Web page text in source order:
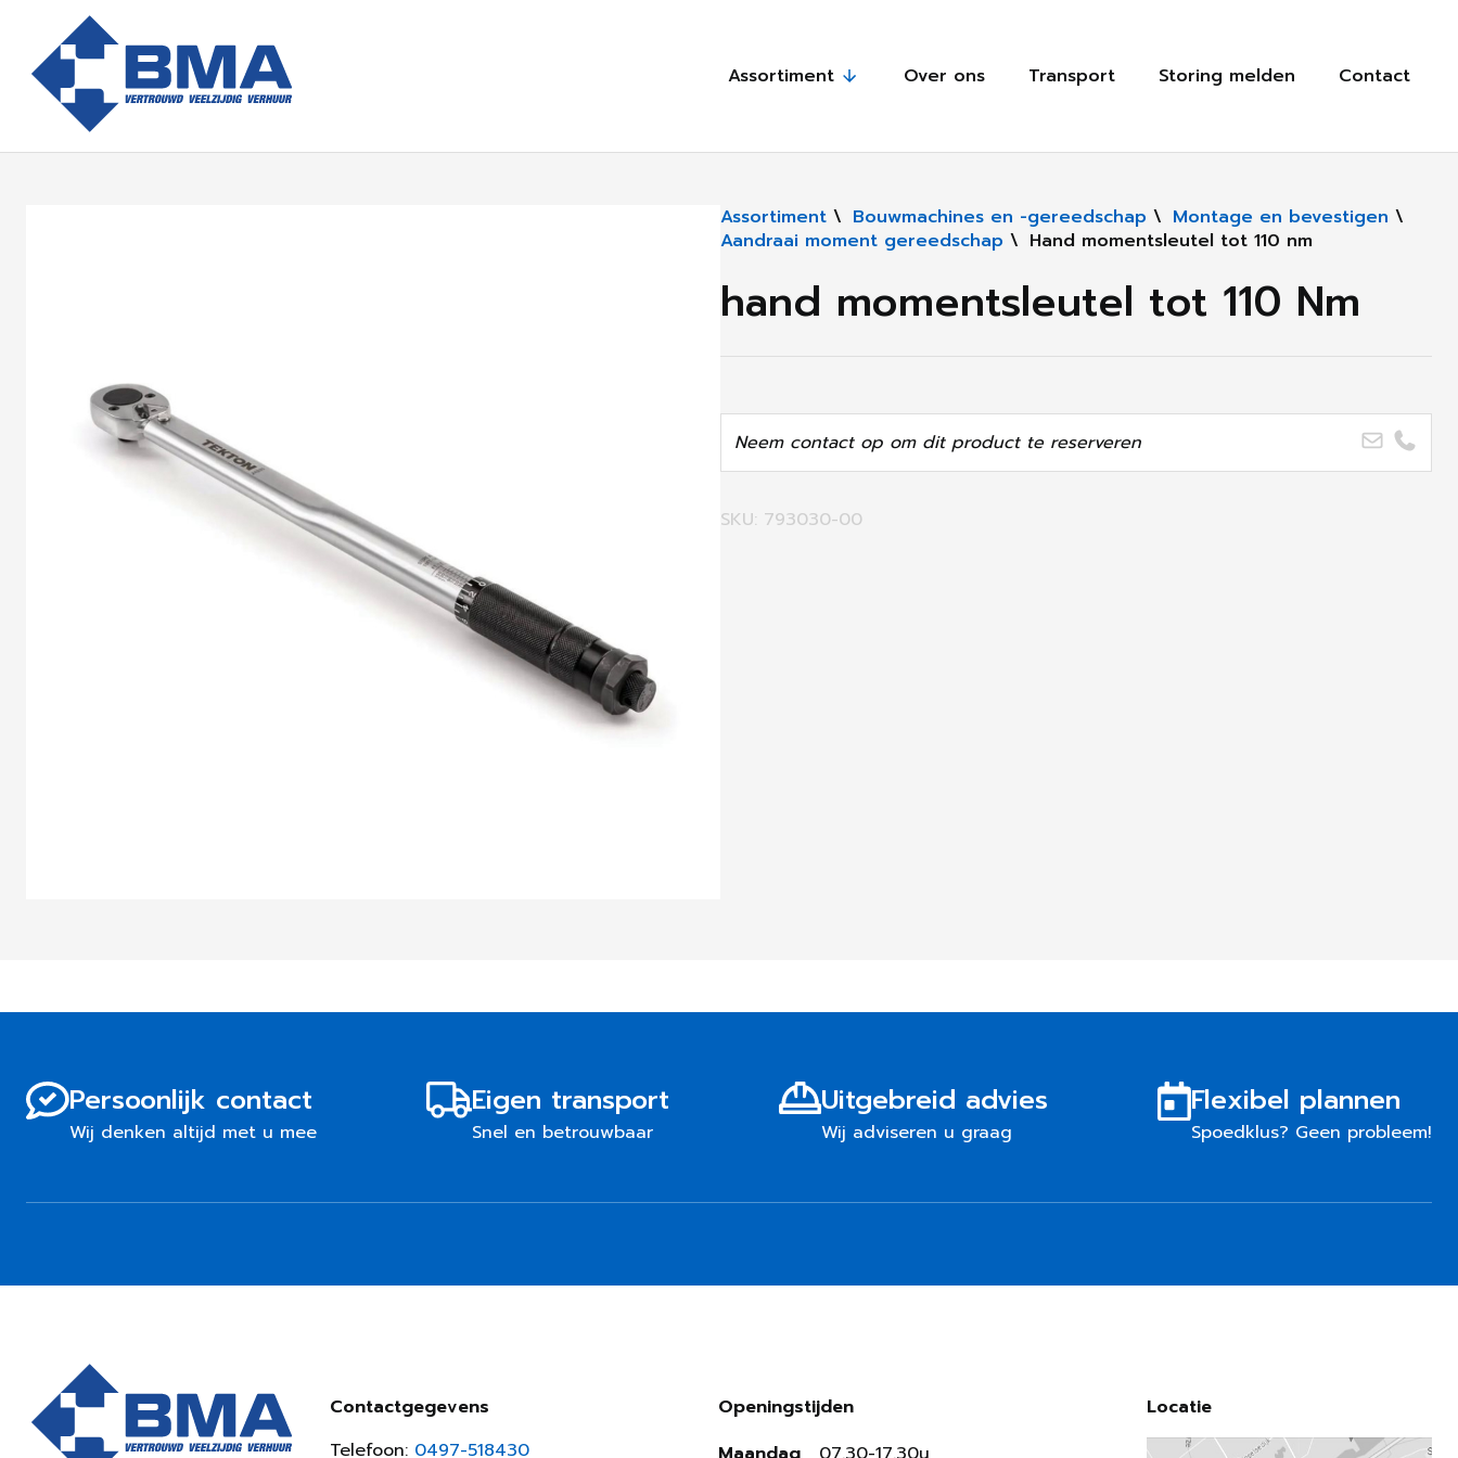
Assortiment Over ons Transport Storing melden Contact
Assortiment \ Bouwmachines en -gereedschap \ Montage en bevestigen \
Aandraai moment gereedschap \ Hand momentsleutel tot 110 nm
hand momentsleutel tot 110 Nm
Neem contact op om dit product te reserveren
SKU: 793030-00
Persoonlijk contact
Wij denken altijd met u mee
Eigen transport
Snel en betrouwbaar
Uitgebreid advies
Wij adviseren u graag
Flexibel plannen
Spoedklus? Geen probleem!
Contactgegevens
Telefoon: 0497-518430
Openingstijden
Locatie